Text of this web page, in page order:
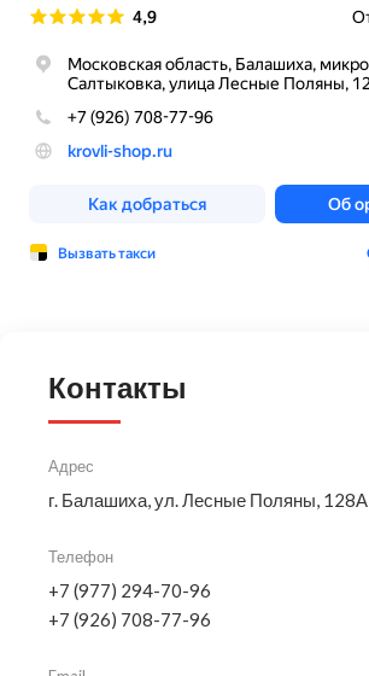
Контакты
Адрес
г. Балашиха, ул. Лесные Поляны, 128А
Телефон
+7 (977) 294-70-96
+7 (926) 708-77-96